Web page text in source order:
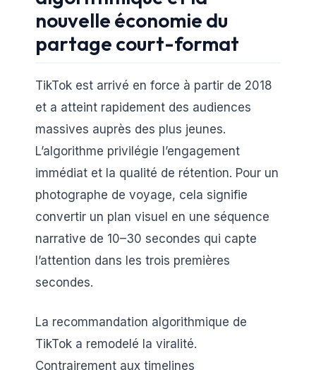
nouvelle économie du
partage court-format
TikTok est arrivé en force à partir de 2018
et a atteint rapidement des audiences
massives auprès des plus jeunes.
L’algorithme privilégie l’engagement
immédiat et la qualité de rétention. Pour un
photographe de voyage, cela signifie
convertir un plan visuel en une séquence
narrative de 10–30 secondes qui capte
l’attention dans les trois premières
secondes.
La recommandation algorithmique de
TikTok a remodelé la viralité.
Contrairement aux timelines